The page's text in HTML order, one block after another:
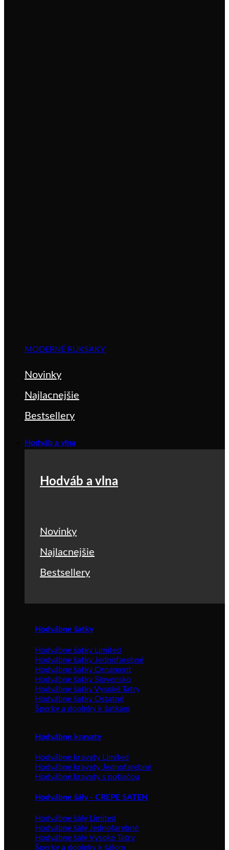
MODERNÉ RUKSAKY
Novinky
Najlacnejšie
Bestsellery
Hodváb a vlna
Hodváb a vlna
Novinky
Najlacnejšie
Bestsellery
Hodvábne šatky
Hodvábne šatky Limited
Hodvábne šatky Jednofarebné
Hodvábne šatky Ornament
Hodvábne šatky Slovensko
Hodvábne šatky Vysoké Tatry
Hodvábne šatky Ostatné
Šperky a doplnky k šatkám
Hodvábne kravaty
Hodvábne kravaty Limited
Hodvábne kravaty Jednofarebné
Hodvábne kravaty s potlačou
Hodvábne šály - CREPE SATEN
Hodvábne šály Limited
Hodvábne šály Jednofarebné
Hodvábne šály Vysoké Tatry
Šperky a doplnky k šálom